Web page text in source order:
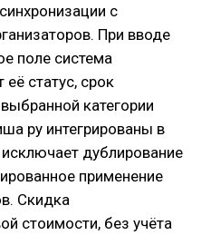
с
При вводе
поле система
её статус, срок
категории
ру интегрированы в
дублирование
применение
Скидка
стоимости, без учёта